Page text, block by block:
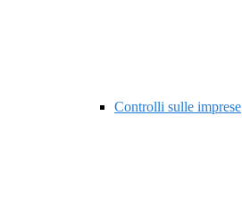
Controlli sulle imprese